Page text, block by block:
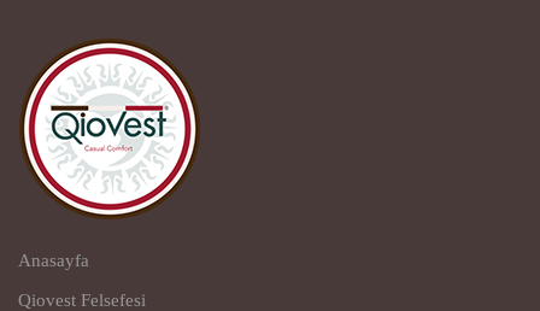
Anasayfa
Qiovest Felsefesi